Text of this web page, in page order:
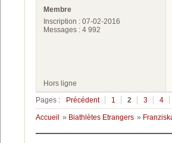
Membre
Inscription : 07-02-2016
Messages : 4 992
Hors ligne
Pages :
Précédent 1 2 3 4
Accueil » Biathlètes Etrangers »